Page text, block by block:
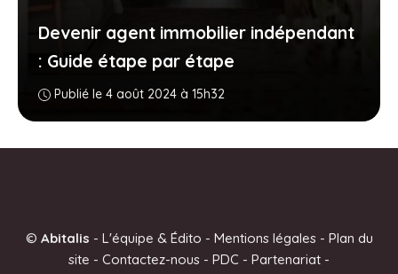
Devenir agent immobilier indépendant
: Guide étape par étape
Publié le 4 août 2024 à 15h32
© Abitalis - L'équipe & Édito - Mentions légales- Plan du
site - Contactez-nous - PDC - Partenariat -